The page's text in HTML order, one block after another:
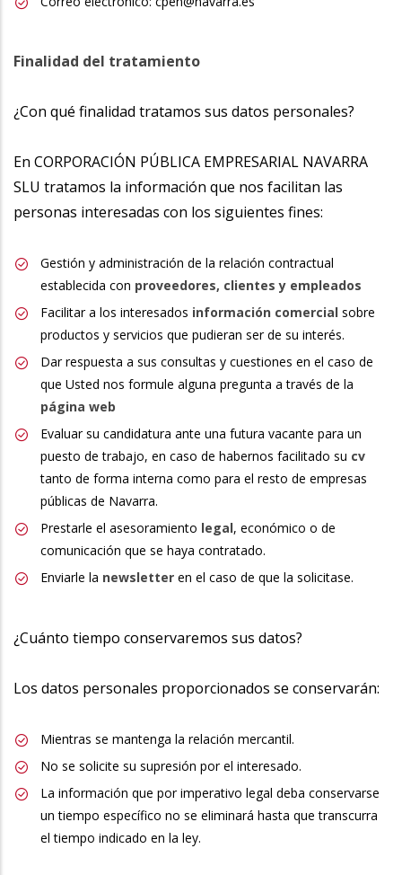
Finalidad del tratamiento
¿Con qué finalidad tratamos sus datos personales?
En CORPORACIÓN PÚBLICA EMPRESARIAL NAVARRA
SLU tratamos la información que nos facilitan las
personas interesadas con los siguientes fines:
Gestión y administración de la relación contractual
establecida con proveedores, clientes y empleados
Facilitar a los interesados información comercial sobre
productos y servicios que pudieran ser de su interés.
Dar respuesta a sus consultas y cuestiones en el caso de
que Usted nos formule alguna pregunta a través de la
página web
Evaluar su candidatura ante una futura vacante para un
puesto de trabajo, en caso de habernos facilitado su cv
tanto de forma interna como para el resto de empresas
públicas de Navarra.
Prestarle el asesoramiento legal, económico o de
comunicación que se haya contratado.
Enviarle la newsletter en el caso de que la solicitase.
¿Cuánto tiempo conservaremos sus datos?
Los datos personales proporcionados se conservarán:
Mientras se mantenga la relación mercantil.
No se solicite su supresión por el interesado.
La información que por imperativo legal deba conservarse
un tiempo específico no se eliminará hasta que transcurra
el tiempo indicado en la ley.